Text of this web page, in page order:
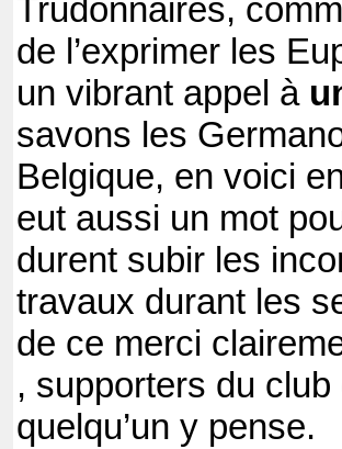
Trudonnaires,
de l’exprimer les
un vibrant appel à
savons les
Belgique, en voici
eut aussi un mot
durent subir les
travaux durant les
de ce merci
, supporters du club
quelqu’un y pense.